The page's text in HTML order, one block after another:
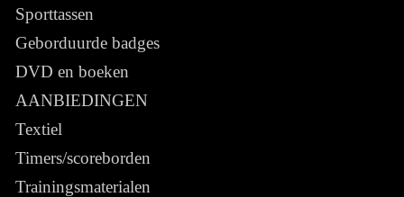
Sporttassen
Geborduurde badges
DVD en boeken
AANBIEDINGEN
Textiel
Timers/scoreborden
Trainingsmaterialen